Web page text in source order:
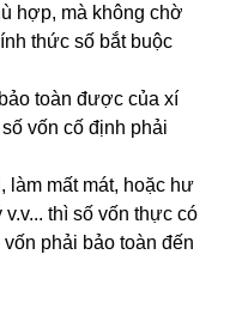
hợp, mà không chờ
thức số bắt buộc
toàn được của xí
vốn cố định phải
làm mất mát, hoặc hư
thì số vốn thực có
phải bảo toàn đến